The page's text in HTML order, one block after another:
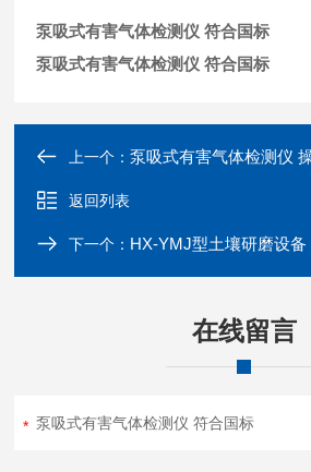
泵吸式有害气体检测仪 符合国标
泵吸式有害气体检测仪 符合国标
上一个：泵吸式有害气体检测仪
返回列表
下一个： HX-YMJ型土壤研磨设
在线留言